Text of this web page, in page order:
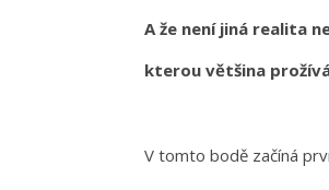
A že není jiná realita
kterou většina
V tomto bodě začíná